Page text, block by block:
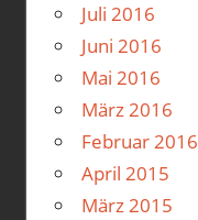
Juli 2016
Juni 2016
Mai 2016
März 2016
Februar 2016
April 2015
März 2015